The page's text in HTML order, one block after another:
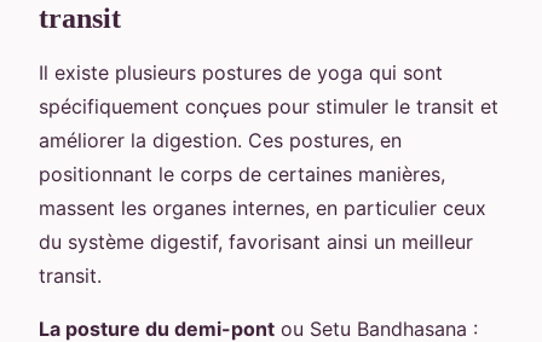
transit
Il existe plusieurs postures de yoga qui sont
spécifiquement conçues pour stimuler le transit et
améliorer la digestion. Ces postures, en
positionnant le corps de certaines manières,
massent les organes internes, en particulier ceux
du système digestif, favorisant ainsi un meilleur
transit.
La posture du demi-pont ou Setu Bandhasana :